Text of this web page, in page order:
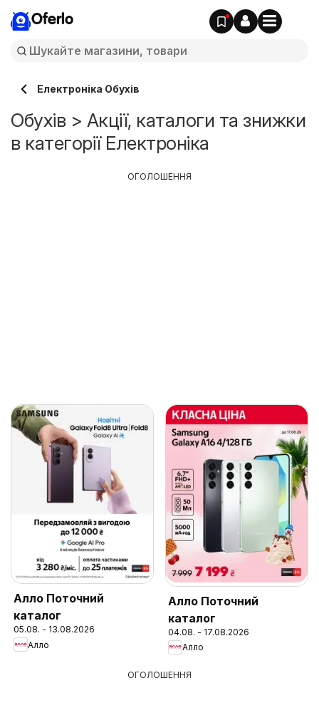
Oferlo
Електроніка Обухів
Обухів > Акції, каталоги та знижки
в категорії Електроніка
Алло Поточний
каталог
05.08. - 13.08.2026
Алло
Алло Поточний
каталог
04.08. - 17.08.2026
Алло
ОГОЛОШЕННЯ
ОГОЛОШЕННЯ